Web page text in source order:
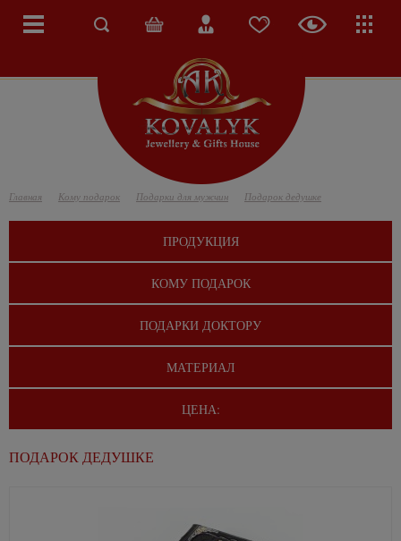
Главная Кому подарок Подарки для мужчин Подарок дедушке
ПРОДУКЦИЯ
КОМУ ПОДАРОК
ПОДАРКИ ДОКТОРУ
МАТЕРИАЛ
ЦЕНА:
ПОДАРОК ДЕДУШКЕ